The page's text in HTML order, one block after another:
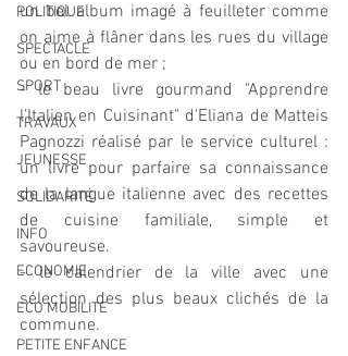
POLITIQUE
SPECTACLE
SPORT
TRAVAUX
JEUNESSE
SOLIDARITÉ
INFO
ECONOMIE
ECO MOBILITE
PETITE ENFANCE
un bel album imagé à feuilleter comme
on aime à flâner dans les rues du village
ou en bord de mer ;
- le beau livre gourmand "Apprendre
l'Italien en Cuisinant" d'Eliana de Matteis
Pagnozzi réalisé par le service culturel :
un livre pour parfaire sa connaissance
de la langue italienne avec des recettes
de cuisine familiale, simple et
savoureuse.
- le calendrier de la ville avec une
sélection des plus beaux clichés de la
commune.